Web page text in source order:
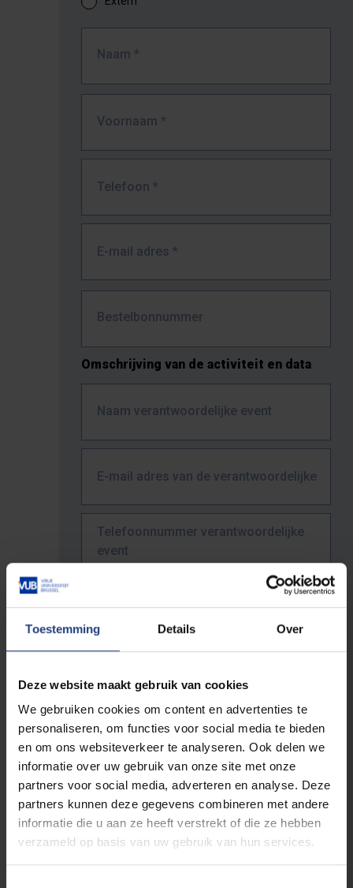
Toestemming Details Over
Deze website maakt gebruik van cookies
We gebruiken cookies om content en advertenties te
personaliseren, om functies voor social media te bieden
en om ons websiteverkeer te analyseren. Ook delen we
informatie over uw gebruik van onze site met onze
partners voor social media, adverteren en analyse. Deze
partners kunnen deze gegevens combineren met andere
informatie die u aan ze heeft verstrekt of die ze hebben
verzameld op basis van uw gebruik van hun services.
Naam *
Voornaam *
Telefoon *
E-mail adres *
Bestelbonnummer
Omschrijving van de activiteit en data
Naam verantwoordelijke event
E-mail adres van de verantwoordelijke
Telefoonnummer verantwoordelijke
event
Omschrijving doelpubliek
Verwacht aantal deelnemers *